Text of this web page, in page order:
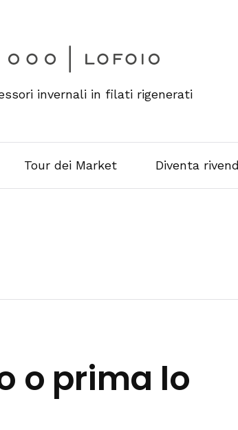
invernali in filati rigenerati
Tour dei Market Diventa
o prima lo